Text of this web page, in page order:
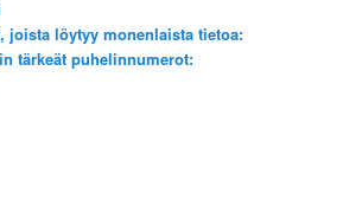
joista löytyy monenlaista tietoa:
tärkeät puhelinnumerot: